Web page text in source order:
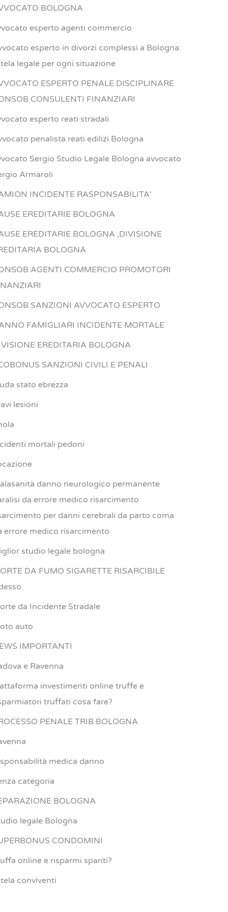
BOLOGNA
esperto agenti commercio
esperto in divorzi complessi a Bologna:
legale per ogni situazione
ESPERTO PENALE DISCIPLINARE
CONSULENTI FINANZIARI
esperto reati stradali
penalista reati edilizi Bologna
Sergio Studio Legale Bologna avvocato
Armaroli
INCIDENTE RASPONSABILITA'
EREDITARIE BOLOGNA
EREDITARIE BOLOGNA ,DIVISIONE
BOLOGNA
AGENTI COMMERCIO PROMOTORI
SANZIONI AVVOCATO ESPERTO
FAMIGLIARI INCIDENTE MORTALE
EREDITARIA BOLOGNA
SANZIONI CIVILI E PENALI
stato ebrezza
lesioni
mortali pedoni
danno neurologico permanente
da errore medico risarcimento
per danni cerebrali da parto coma
errore medico risarcimento
studio legale bologna
DA FUMO SIGARETTE RISARCIBILE
da Incidente Stradale
auto
IMPORTANTI
e Ravenna
investimenti online truffe e
truffati cosa fare?
PENALE TRIB BOLOGNA
medica danno
categoria
BOLOGNA
legale Bologna
CONDOMINI
online e risparmi spariti?
conviventi